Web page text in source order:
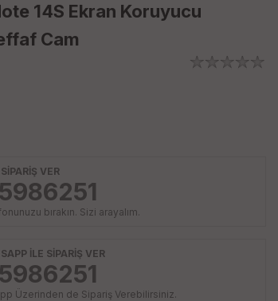
14S Ekran Koruyucu
Cam
VER
bırakın. Sizi arayalım.
İLE SİPARİŞ VER
Üzerinden de Sipariş Verebilirsiniz.